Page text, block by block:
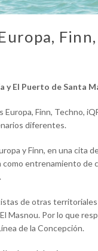
y El Puerto de Santa
Finn, Techno,
diferentes.
y Finn, en una cita
entrenamiento de
de otras
Masnou. Por lo que
de la Concepción.